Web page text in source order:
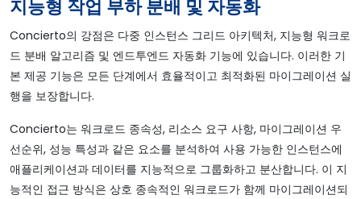
지능형 작업 부하 분배 및 자동화
Concierto의 강점은 다중 인스턴스 그리드 아키텍처, 지능형 워크로
드 분배 알고리즘 및 엔드투엔드 자동화 기능에 있습니다. 이러한 기
본 제공 기능은 모든 단계에서 효율적이고 최적화된 마이그레이션 실
행을 보장합니다.
Concierto는 워크로드 종속성, 리소스 요구 사항, 마이그레이션 우
선순위, 성능 특성과 같은 요소를 분석하여 사용 가능한 인스턴스에
애플리케이션과 데이터를 지능적으로 그룹화하고 분산합니다. 이 지
능적인 접근 방식은 상호 종속적인 워크로드가 함께 마이그레이션되